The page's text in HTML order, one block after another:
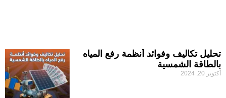
تحليل تكاليف وفوائد أنظمة رفع المياه
بالطاقة الشمسية
أكتوبر 20, 2024